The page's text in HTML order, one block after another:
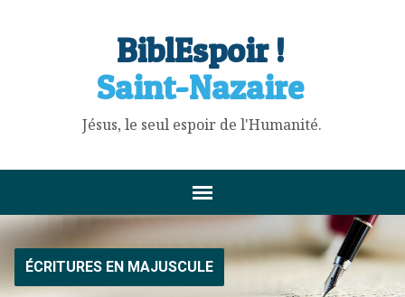
BiblEspoir !
Saint-Nazaire
Jésus, le seul espoir de l'Humanité.
ÉCRITURES EN MAJUSCULE